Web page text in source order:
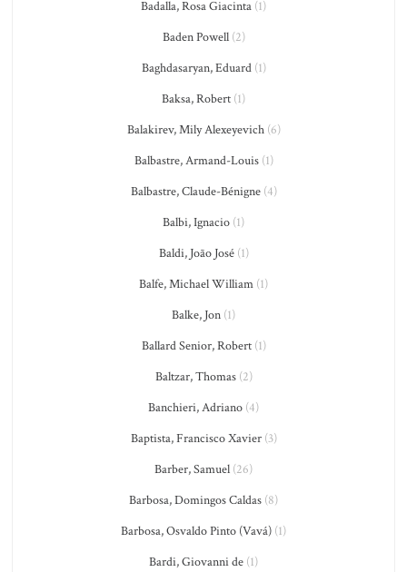
Badalla, Rosa Giacinta (1)
Baden Powell(2)
Baghdasaryan, Eduard(1)
Baksa, Robert (1)
Balakirev, Mily Alexeyevich(6)
Balbastre, Armand-Louis(1)
Balbastre, Claude-Bénigne(4)
Balbi, Ignacio (1)
Baldi, João José(1)
Balfe, Michael William (1)
Balke, Jon (1)
Ballard Senior, Robert(1)
Baltzar, Thomas(2)
Banchieri, Adriano (4)
Baptista, Francisco Xavier(3)
Barber, Samuel (26)
Barbosa, Domingos Caldas (8)
Barbosa, Osvaldo Pinto (Vavá) (1)
Bardi, Giovanni de (1)